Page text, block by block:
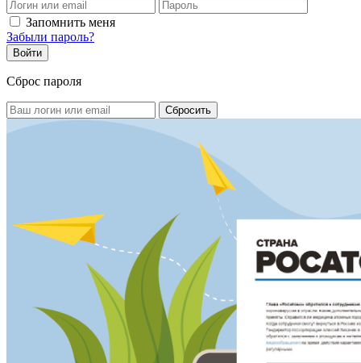
Запомнить меня
Забыли пароль?
Сброс пароля